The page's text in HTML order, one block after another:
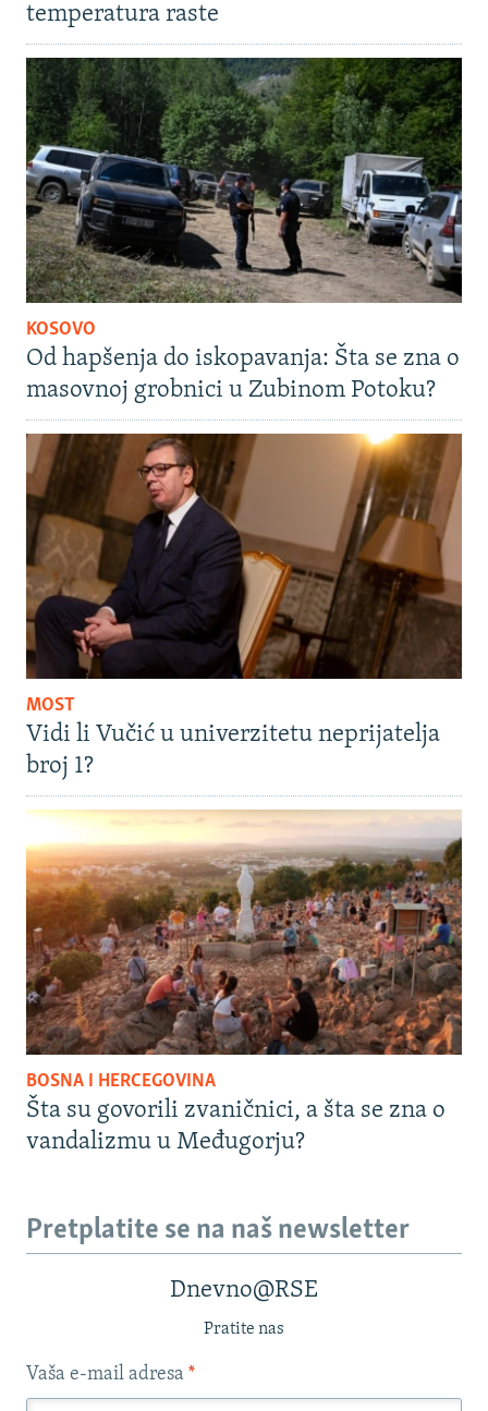
temperatura raste
KOSOVO
Od hapšenja do iskopavanja: Šta se zna o
masovnoj grobnici u Zubinom Potoku?
MOST
Vidi li Vučić u univerzitetu neprijatelja
broj 1?
BOSNA I HERCEGOVINA
Šta su govorili zvaničnici, a šta se zna o
vandalizmu u Međugorju?
Pretplatite se na naš newsletter
Dnevno@RSE
Pratite nas
Vaša e-mail adresa *